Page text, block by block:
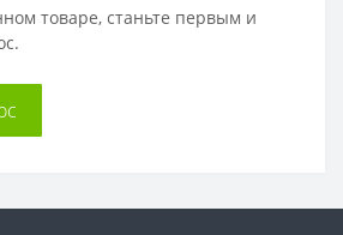
товаре, станьте первым и